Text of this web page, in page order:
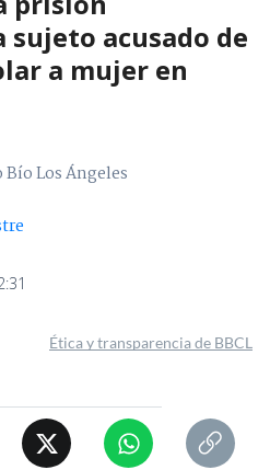
acusado de
a mujer en
Bío Los Ángeles
Ética y transparencia de BBCL